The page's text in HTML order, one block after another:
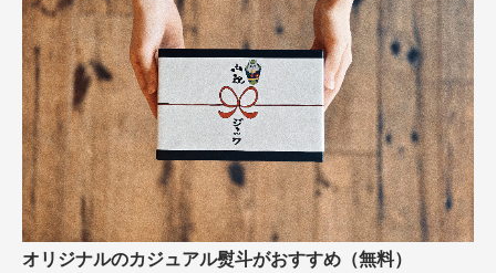
オリジナルのカジュアル熨斗がおすすめ（無料）